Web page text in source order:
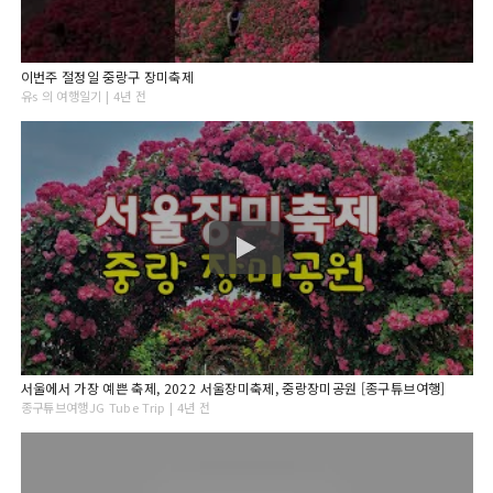
이번주 절정일 중랑구 장미축제
유s 의 여행일기 | 4년 전
서울에서 가장 예쁜 축제, 2022 서울장미축제, 중랑장미공원 [종구튜브여행]
종구튜브여행JG Tube Trip | 4년 전